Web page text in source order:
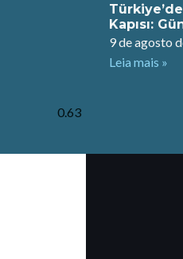
Kapısı:
9 de agosto
Leia mais »